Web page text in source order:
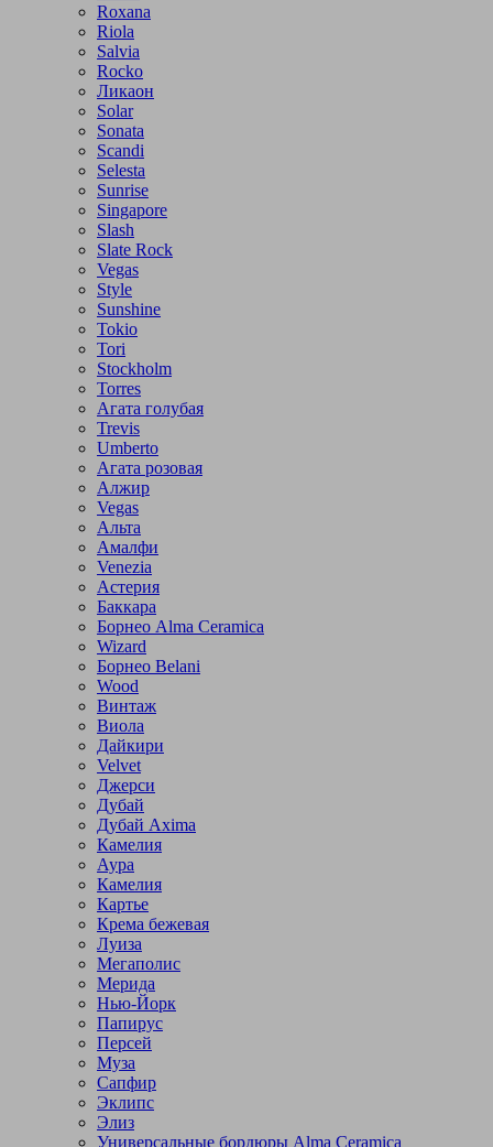
Roxana
Riola
Salvia
Rocko
Ликаон
Solar
Sonata
Scandi
Selesta
Sunrise
Singapore
Slash
Slate Rock
Vegas
Style
Sunshine
Tokio
Tori
Stockholm
Torres
Агата голубая
Trevis
Umberto
Агата розовая
Алжир
Vegas
Альта
Амалфи
Venezia
Астерия
Баккара
Борнео Alma Ceramica
Wizard
Борнео Belani
Wood
Винтаж
Виола
Дайкири
Velvet
Джерси
Дубай
Дубай Axima
Камелия
Аура
Камелия
Картье
Крема бежевая
Луиза
Мегаполис
Мерида
Нью-Йорк
Папирус
Персей
Муза
Сапфир
Эклипс
Элиз
Универсальные бордюры Alma Ceramica